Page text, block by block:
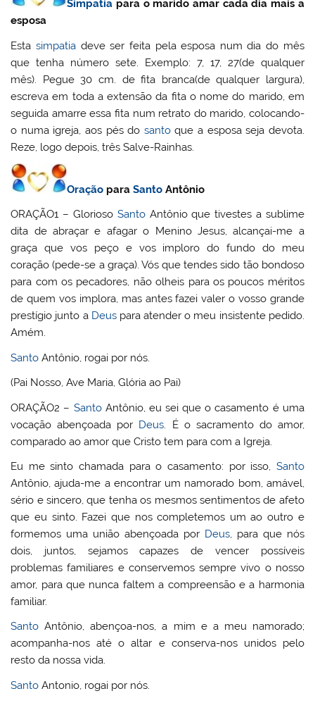
Simpatia para o marido amar cada dia mais a
esposa
Esta simpatiadeve ser feita pela esposa num dia do mês
que tenha número sete. Exemplo: 7, 17, 27(de qualquer
mês). Pegue 30 cm. de fita branca(de qualquer largura),
escreva em toda a extensão da fita o nome do marido, em
seguida amarre essa fita num retrato do marido, colocando-
o numa igreja, aos pés do santoque a esposa seja devota.
Reze, logo depois, três Salve-Rainhas.
Oração paraSanto Antônio
ORAÇÃO1 – Glorioso SantoAntônio que tivestes a sublime
dita de abraçar e afagar o Menino Jesus, alcançai-me a
graça que vos peço e vos imploro do fundo do meu
coração (pede-se a graça). Vós que tendes sido tão bondoso
para com os pecadores, não olheis para os poucos méritos
de quem vos implora, mas antes fazei valer o vosso grande
prestígio junto a Deuspara atender o meu insistente pedido.
Amém.
Santo Antônio, rogai por nós.
(Pai Nosso, Ave Maria, Glória ao Pai)
ORAÇÃO2 – SantoAntônio, eu sei que o casamento é uma
vocação abençoada por Deus . É o sacramento do amor,
comparado ao amor que Cristo tem para com a Igreja.
Eu me sinto chamada para o casamento: por isso, Santo
Antônio, ajuda-me a encontrar um namorado bom, amável,
sério e sincero, que tenha os mesmos sentimentos de afeto
que eu sinto. Fazei que nos completemos um ao outro e
formemos uma união abençoada por Deus, para que nós
dois, juntos, sejamos capazes de vencer possíveis
problemas familiares e conservemos sempre vivo o nosso
amor, para que nunca faltem a compreensão e a harmonia
familiar.
Santo Antônio, abençoa-nos, a mim e a meu namorado;
acompanha-nos até o altar e conserva-nos unidos pelo
resto da nossa vida.
Santo Antonio, rogai por nós.